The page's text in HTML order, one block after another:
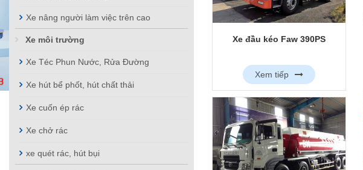
Xe nâng người làm việc trên cao
Xe môi trường
Xe Téc Phun Nước, Rửa Đường
Xe hút bể phốt, hút chất thải
Xe cuốn ép rác
Xe chở rác
xe quét rác, hút bụi
Xe đầu kéo Faw 390PS
Xem tiếp